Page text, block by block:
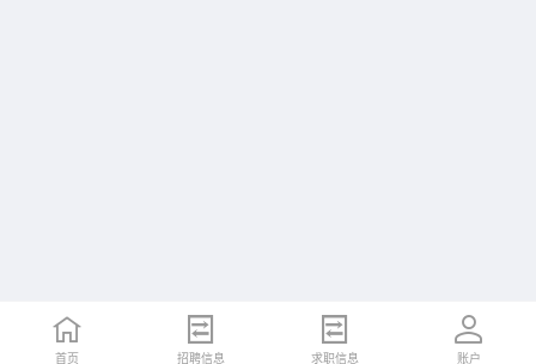
首页 招聘信息 求职信息 账户